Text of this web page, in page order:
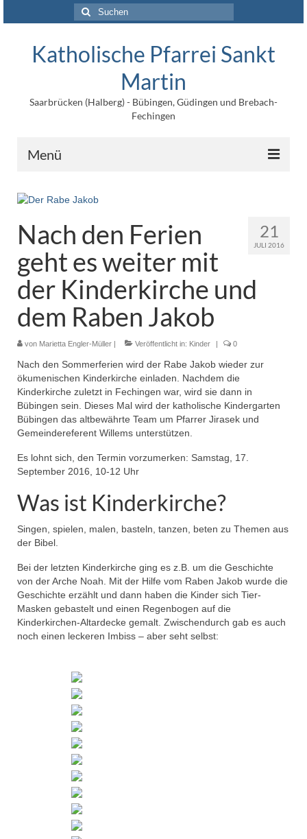
Suchen
nach:
Katholische Pfarrei Sankt
Martin
Saarbrücken (Halberg) - Bübingen, Güdingen und Brebach-
Fechingen
Menü
Kontakt
Impressum
Maltische für Kinder
21
JULI 2016
Nach den Ferien
geht es weiter mit
der Kinderkirche und
dem Raben Jakob
von Marietta Engler-Müller Veröffentlicht in: Kinder 0
Nach den Sommerferien wird der Rabe Jakob wieder zur
ökumenischen Kinderkirche einladen. Nachdem die
Kinderkirche zuletzt in Fechingen war, wird sie dann in
Bübingen sein. Dieses Mal wird der katholische Kindergarten
Bübingen das altbewährte Team um Pfarrer Jirasek und
Gemeindereferent Willems unterstützen.
Es lohnt sich, den Termin vorzumerken: Samstag, 17.
September 2016, 10-12 Uhr
Was ist Kinderkirche?
Singen, spielen, malen, basteln, tanzen, beten zu Themen aus
der Bibel.
Bei der letzten Kinderkirche ging es z.B. um die Geschichte
von der Arche Noah. Mit der Hilfe vom Raben Jakob wurde die
Geschichte erzählt und dann haben die Kinder sich Tier-
Masken gebastelt und einen Regenbogen auf die
Kinderkirchen-Altardecke gemalt. Zwischendurch gab es auch
noch einen leckeren Imbiss – aber seht selbst: